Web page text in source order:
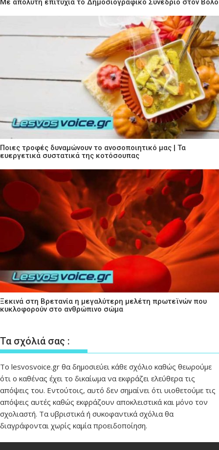
Με απόλυτη επιτυχία το Δημοσιογραφικό Συνέδριο στον Βόλο
Ποιες τροφές δυναμώνουν το ανοσοποιητικό μας | Τα
ευεργετικά συστατικά της κοτόσουπας
Ξεκινά στη Βρετανία η μεγαλύτερη μελέτη πρωτεϊνών που
κυκλοφορούν στο ανθρώπινο σώμα
Τα σχόλιά σας :
Το lesvosvoice.gr θα δημοσιεύει κάθε σχόλιο καθώς θεωρούμε
ότι ο καθένας έχει το δικαίωμα να εκφράζει ελεύθερα τις
απόψεις του. Εντούτοις, αυτό δεν σημαίνει ότι υιοθετούμε τις
απόψεις αυτές καθώς εκφράζουν αποκλειστικά και μόνο τον
σχολιαστή. Τα υβριστικά ή συκοφαντικά σχόλια θα
διαγράφονται χωρίς καμία προειδοποίηση.